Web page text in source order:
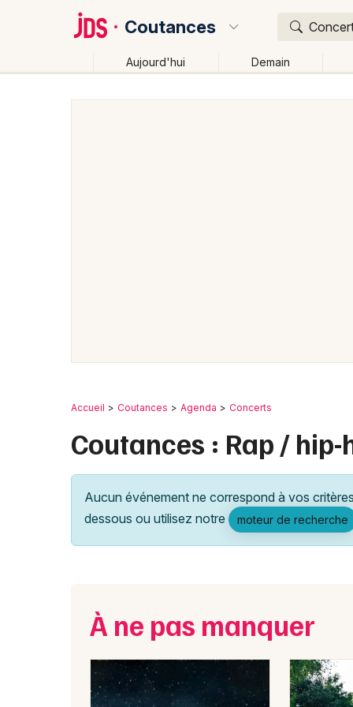
Coutances
Aujourd'hui Demain
Accueil Coutances Agenda Concerts
Coutances : Rap / hip-
Aucun événement ne correspond à vos
dessous ou utilisez notre
moteur de recherche
À ne pas manquer